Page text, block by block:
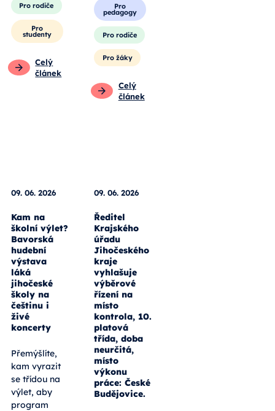
Pro rodiče
Pro
studenty
Celý
článek
Pro
pedagogy
Pro rodiče
Pro žáky
Celý
článek
09. 06. 2026
Kam na
školní výlet?
Bavorská
hudební
výstava
láká
jihočeské
školy na
češtinu i
živé
koncerty
Přemýšlíte,
kam vyrazit
se třídou na
výlet, aby
program
09. 06. 2026
Ředitel
Krajského
úřadu
Jihočeského
kraje
vyhlašuje
výběrové
řízení na
místo
kontrola, 10.
platová
třída, doba
neurčitá,
místo
výkonu
práce: České
Budějovice.